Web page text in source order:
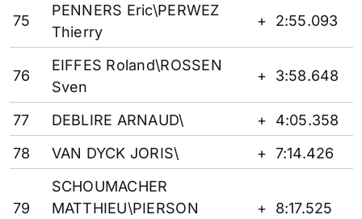
75
PENNERS Eric\PERWEZ
Thierry
+ 2:55.093
76
EIFFES Roland\ROSSEN
Sven
+ 3:58.648
77 DEBLIRE ARNAUD\ +
4:05.358
78
VAN DYCK JORIS\ + 7:14.426
79
SCHOUMACHER
MATTHIEU\PIERSON
+ 8:17.525